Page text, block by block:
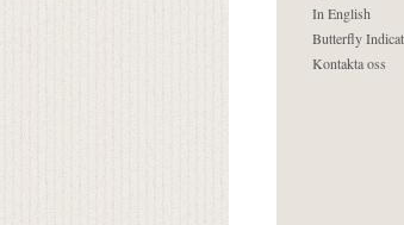
In English
Butterfly
Kontakta oss